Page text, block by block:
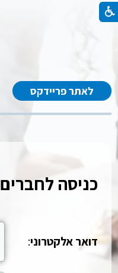
לאתר פריידקס
כניסה לחברים
דואר אלקטרוני: